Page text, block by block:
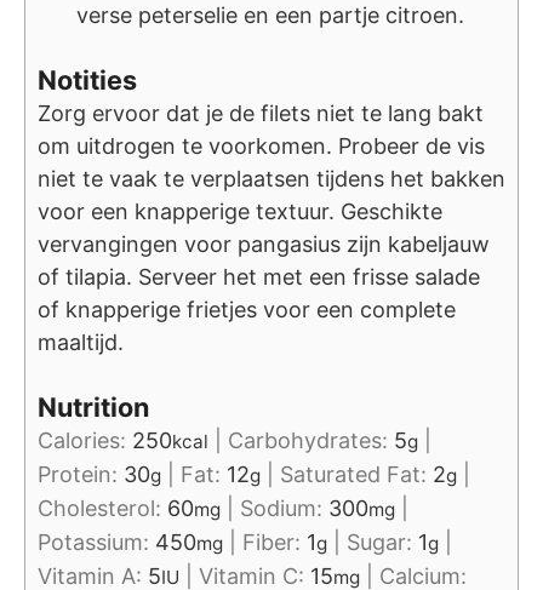
verse peterselie en een partje citroen.
Notities
Zorg ervoor dat je de filets niet te lang bakt
om uitdrogen te voorkomen. Probeer de vis
niet te vaak te verplaatsen tijdens het bakken
voor een knapperige textuur. Geschikte
vervangingen voor pangasius zijn kabeljauw
of tilapia. Serveer het met een frisse salade
of knapperige frietjes voor een complete
maaltijd.
Nutrition
Calories: 250kcal Carbohydrates: 5g
Protein: 30g Fat: 12g Saturated Fat: 2g
Cholesterol: 60mg Sodium: 300mg
Potassium: 450mg Fiber: 1g Sugar: 1g
Vitamin A: 5IU Vitamin C: 15mg
Calcium: